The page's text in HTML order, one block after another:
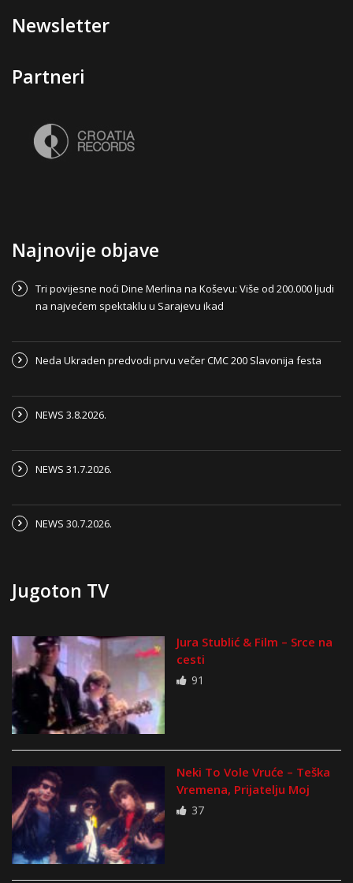
Newsletter
Partneri
Najnovije objave
Tri povijesne noći Dine Merlina na Koševu: Više od 200.000 ljudi
na najvećem spektaklu u Sarajevu ikad
Neda Ukraden predvodi prvu večer CMC 200 Slavonija festa
NEWS 3.8.2026.
NEWS 31.7.2026.
NEWS 30.7.2026.
Jugoton TV
Jura Stublić & Film – Srce na
cesti
91
Neki To Vole Vruće – Teška
Vremena, Prijatelju Moj
37